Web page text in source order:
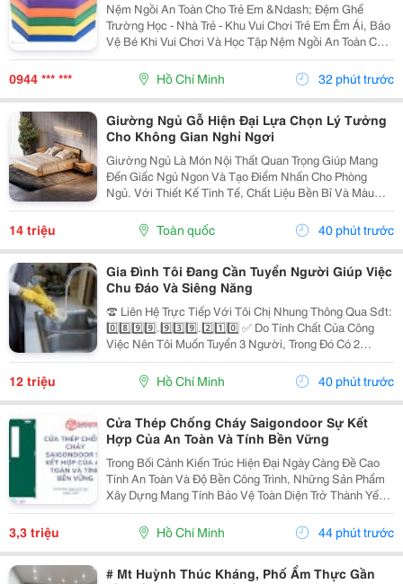
Nệm Ngồi An Toàn Cho Trẻ Em &Ndash; Đệm Ghế
Trường Học - Nhà Trẻ - Khu Vui Chơi Trẻ Em Êm Ái, Bảo
Vệ Bé Khi Vui Chơi Và Học Tập Nệm Ngồi An Toàn Cho
Trẻ Em Có Lớp Đệm Đàn Hồi, Bề Mặt Mềm, Nhiều Chất
Liệu, Độ Dày Và Kích Thước Để Khách Hàng Dễ Chọn...
0944 *** *** Hồ Chí Minh 32 phút trước
Giường Ngủ Gỗ Hiện Đại Lựa Chọn Lý Tưởng
Cho Không Gian Nghỉ Ngơi
Giường Ngủ Là Món Nội Thất Quan Trọng Giúp Mang
Đến Giấc Ngủ Ngon Và Tạo Điểm Nhấn Cho Phòng
Ngủ. Với Thiết Kế Tinh Tế, Chất Liệu Bền Bỉ Và Màu
Sắc Trang Nhã, Giường Ngủ Gỗ Hiện Đại Ngày Càng
Được Nhiều Gia Đình Lựa Chọn Để Nâng Cao Chất
Lượng Không...
14 triệu Toàn quốc 40 phút trước
Gia Đình Tôi Đang Cần Tuyển Người Giúp Việc
Chu Đáo Và Siêng Năng
☎️ Liên Hệ Trực Tiếp Với Tôi Chị Nhung Thông Qua Sđt:
0️⃣8️⃣9️⃣9️⃣.9️⃣3️⃣9️⃣.2️⃣1️⃣0️⃣ ✅ Do Tính Chất Của Công
Việc Nên Tôi Muốn Tuyển 3 Người, Trong Đó Có 2
Người Làm Việc Tại Nhà Tôi Và 1 Người Làm Tại Nhà
Mẹ Tôi ( Ở Cách Tôi 4 Căn) ✅ Nhà Tôi Thì 1...
12 triệu Hồ Chí Minh 40 phút trước
Cửa Thép Chống Cháy Saigondoor Sự Kết
Hợp Của An Toàn Và Tính Bền Vững
Trong Bối Cảnh Kiến Trúc Hiện Đại Ngày Càng Đề Cao
Tính An Toàn Và Độ Bền Công Trình, Những Sản Phẩm
Xây Dựng Mang Tính Bảo Vệ Toàn Diện Trở Thành Yếu
Tố Trọng Tâm Trong Nhiều Dự Án. Đặc Biệt, Khi Những
Nguy Cơ Cháy Nổ Trong Các Tòa Nhà Cao Tầng, Nhà...
3,3 triệu Hồ Chí Minh 44 phút trước
# Mt Huỳnh Thúc Kháng, Phố Ẩm Thực Gần